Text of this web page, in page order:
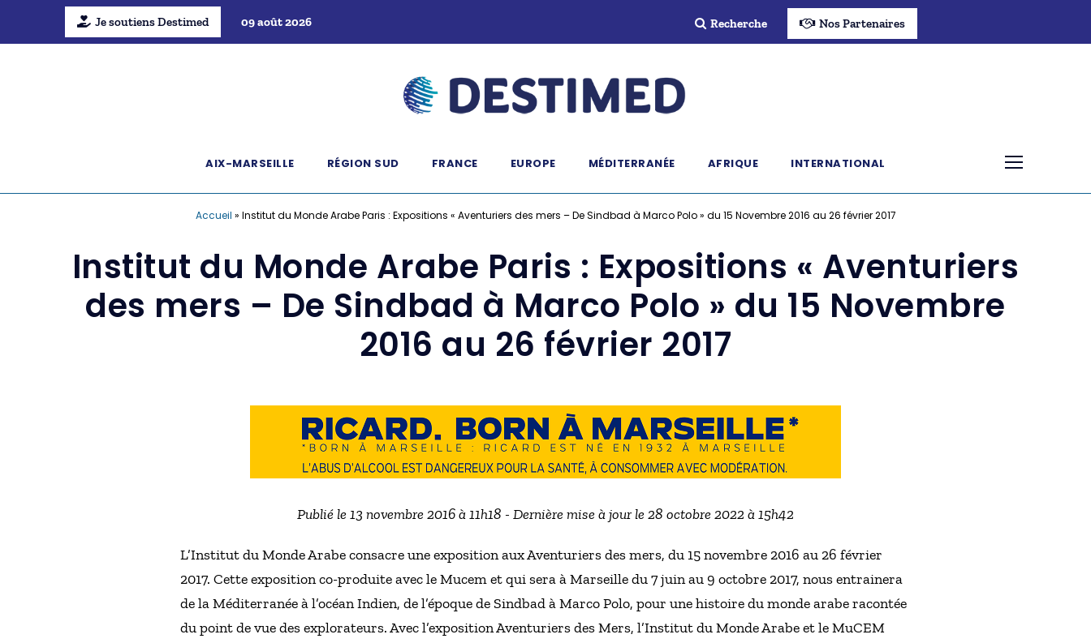
Je soutiens Destimed 09 août 2026 Recherche Nos Partenaires
AIX-MARSEILLE RÉGION SUD FRANCE EUROPE MÉDITERRANÉE AFRIQUE INTERNATIONAL
Accueil » Institut du Monde Arabe Paris : Expositions « Aventuriers des mers – De Sindbad à Marco Polo » du 15 Novembre 2016 au 26 février 2017
Institut du Monde Arabe Paris : Expositions « Aventuriers
des mers – De Sindbad à Marco Polo » du 15 Novembre
2016 au 26 février 2017
Publié le 13 novembre 2016 à 11h18 - Dernière mise à jour le 28 octobre 2022 à 15h42
L’Institut du Monde Arabe consacre une exposition aux Aventuriers des mers, du 15 novembre 2016 au 26 février
2017. Cette exposition co-produite avec le Mucem et qui sera à Marseille du 7 juin au 9 octobre 2017, nous entrainera
de la Méditerranée à l’océan Indien, de l’époque de Sindbad à Marco Polo, pour une histoire du monde arabe racontée
du point de vue des explorateurs. Avec l’exposition Aventuriers des Mers, l’Institut du Monde Arabe et le MuCEM